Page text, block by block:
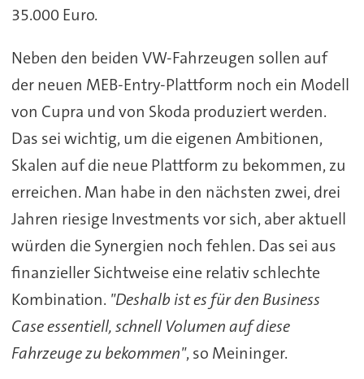
35.000 Euro.
Neben den beiden VW-Fahrzeugen sollen auf
der neuen MEB-Entry-Plattform noch ein Modell
von Cupra und von Skoda produziert werden.
Das sei wichtig, um die eigenen Ambitionen,
Skalen auf die neue Plattform zu bekommen, zu
erreichen. Man habe in den nächsten zwei, drei
Jahren riesige Investments vor sich, aber aktuell
würden die Synergien noch fehlen. Das sei aus
finanzieller Sichtweise eine relativ schlechte
Kombination. "Deshalb ist es für den Business
Case essentiell, schnell Volumen auf diese
Fahrzeuge zu bekommen", so Meininger.